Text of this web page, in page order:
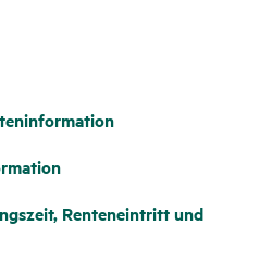
Renteneintritt und